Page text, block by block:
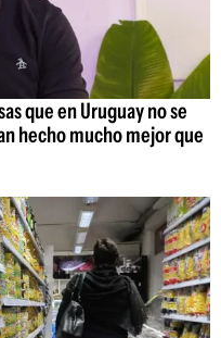
que en Uruguay no se
hecho mucho mejor que